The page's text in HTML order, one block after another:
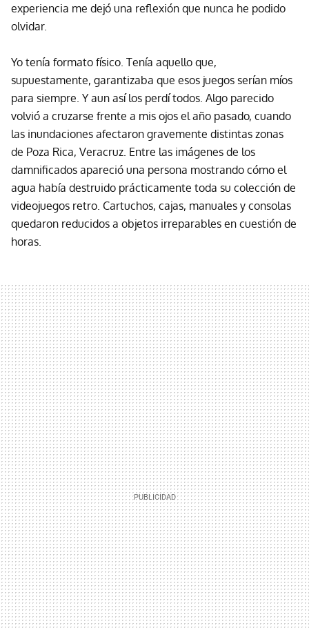
experiencia me dejó una reflexión que nunca he podido
olvidar.
Yo tenía formato físico. Tenía aquello que,
supuestamente, garantizaba que esos juegos serían míos
para siempre. Y aun así los perdí todos. Algo parecido
volvió a cruzarse frente a mis ojos el año pasado, cuando
las inundaciones afectaron gravemente distintas zonas
de Poza Rica, Veracruz. Entre las imágenes de los
damnificados apareció una persona mostrando cómo el
agua había destruido prácticamente toda su colección de
videojuegos retro. Cartuchos, cajas, manuales y consolas
quedaron reducidos a objetos irreparables en cuestión de
horas.